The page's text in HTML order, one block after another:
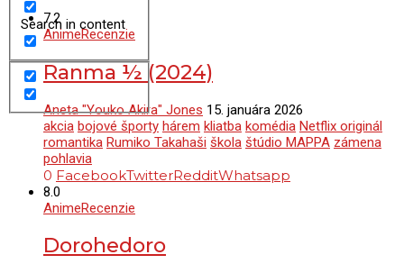
Search in content
7.2
AnimeRecenzie
Ranma ½ (2024)
Aneta "Youko Akira" Jones 15. januára 2026
akcia bojové športy hárem kliatba komédia Netflix originál
romantika Rumiko Takahaši škola štúdio MAPPA zámena
pohlavia
0 FacebookTwitterRedditWhatsapp
8.0
AnimeRecenzie
Dorohedoro